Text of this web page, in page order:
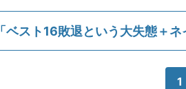
「ベスト16敗退という大失態＋
1